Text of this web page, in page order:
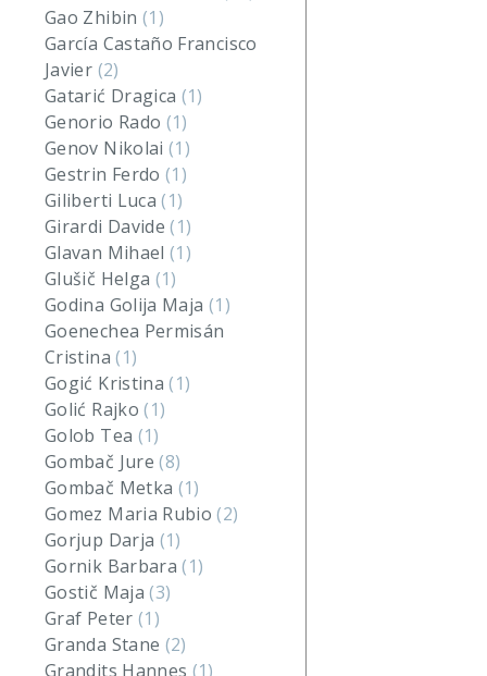
Gao Zhibin (1)
García Castaño Francisco
Javier (2)
Gatarić Dragica (1)
Genorio Rado (1)
Genov Nikolai(1)
Gestrin Ferdo(1)
Giliberti Luca(1)
Girardi Davide(1)
Glavan Mihael(1)
Glušič Helga (1)
Godina Golija Maja (1)
Goenechea Permisán
Cristina(1)
Gogić Kristina(1)
Golić Rajko(1)
Golob Tea (1)
Gombač Jure(8)
Gombač Metka (1)
Gomez Maria Rubio(2)
Gorjup Darja (1)
Gornik Barbara(1)
Gostič Maja(3)
Graf Peter (1)
Granda Stane (2)
Grandits Hannes (1)